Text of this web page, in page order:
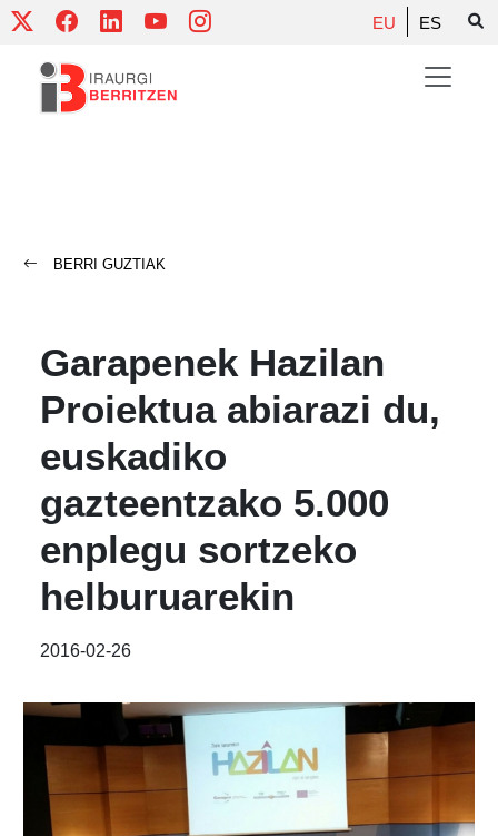
Skip
content
EU ES
BERRI GUZTIAK
Garapenek Hazilan
Proiektua abiarazi du,
euskadiko
gazteentzako 5.000
enplegu sortzeko
helburuarekin
2016-02-26